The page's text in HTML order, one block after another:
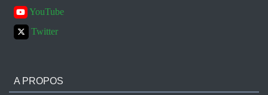
YouTube
Twitter
A PROPOS